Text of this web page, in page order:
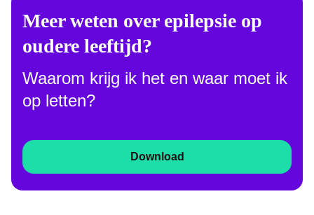
Meer weten over epilepsie op
oudere leeftijd?
Waarom krijg ik het en waar moet ik
op letten?
Download